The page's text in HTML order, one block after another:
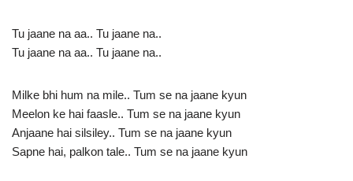
Tu jaane na aa.. Tu jaane na..
Tu jaane na aa.. Tu jaane na..
Milke bhi hum na mile.. Tum se na jaane kyun
Meelon ke hai faasle.. Tum se na jaane kyun
Anjaane hai silsiley.. Tum se na jaane kyun
Sapne hai, palkon tale.. Tum se na jaane kyun